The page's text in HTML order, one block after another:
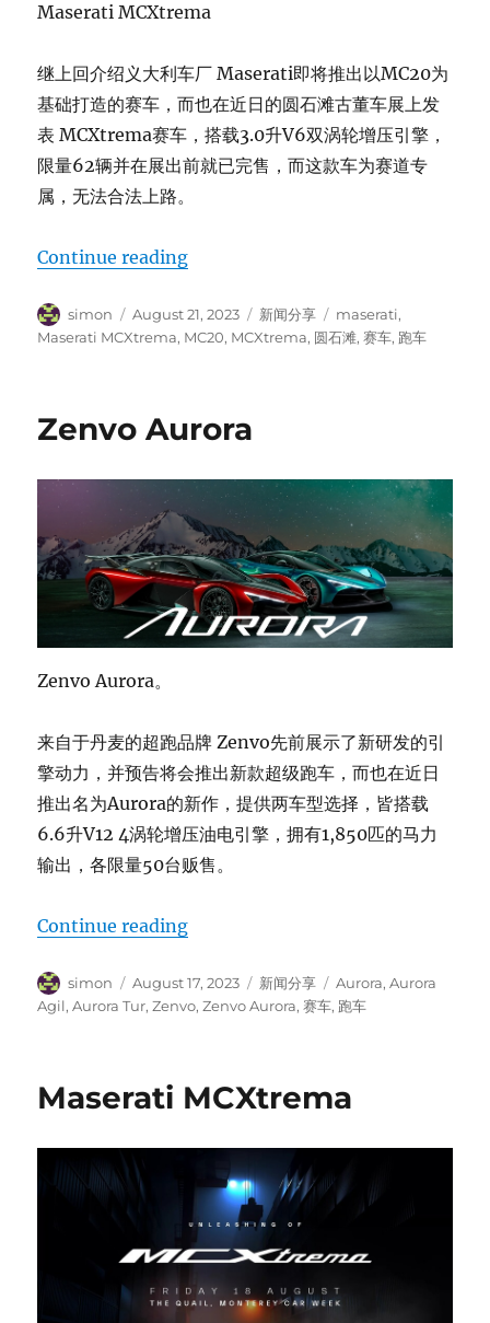
Maserati MCXtrema
继上回介绍义大利车厂 Maserati即将推出以MC20为
基础打造的赛车，而也在近日的圆石滩古董车展上发
表 MCXtrema赛车，搭载3.0升V6双涡轮增压引擎，
限量62辆并在展出前就已完售，而这款车为赛道专
属，无法合法上路。
Continue reading“Maserati MCXtrema”
Author
simon
Posted
on
August 21, 2023 Categories
新闻分享 Tags
maserati,
Maserati MCXtrema, MC20, MCXtrema, 圆石滩,赛车, 跑车
Zenvo Aurora
Zenvo Aurora。
来自于丹麦的超跑品牌 Zenvo先前展示了新研发的引
擎动力，并预告将会推出新款超级跑车，而也在近日
推出名为Aurora的新作，提供两车型选择，皆搭载
6.6升V12 4涡轮增压油电引擎，拥有1,850匹的马力
输出，各限量50台贩售。
Continue reading“Zenvo Aurora”
Author
simon
Posted
on
August 17, 2023 Categories
新闻分享 Tags
Aurora,Aurora
Agil,Aurora Tur,Zenvo,Zenvo Aurora,赛车, 跑车
Maserati MCXtrema